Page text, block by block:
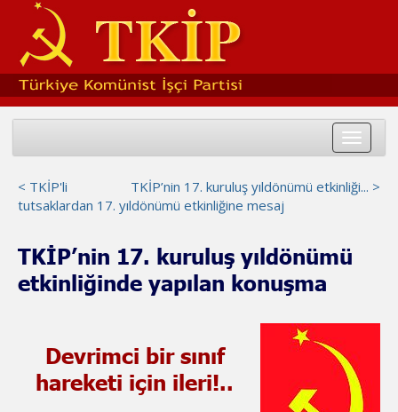
Toggle
TKİP’nin 17. kuruluş yıldönümü etkinliği... >
< TKİP'li
tutsaklardan 17. yıldönümü etkinliğine mesaj
TKİP’nin 17. kuruluş yıldönümü
etkinliğinde yapılan konuşma
Devrimci bir sınıf
hareketi için ileri!..